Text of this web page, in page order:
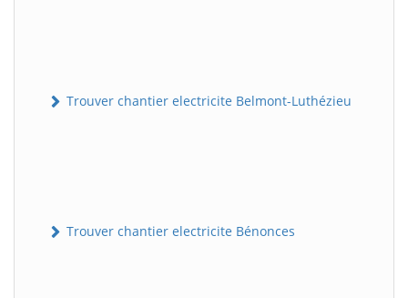
Trouver chantier electricite Belmont-Luthézieu
Trouver chantier electricite Bénonces